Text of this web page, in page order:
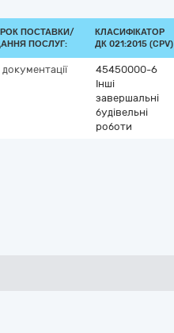
ПОСТАВКИ/
ПОСЛУГ:
КЛАСИФІКАТОР
ДК 021:2015 (CPV)
45450000-6
Інші
завершальні
будівельні
роботи